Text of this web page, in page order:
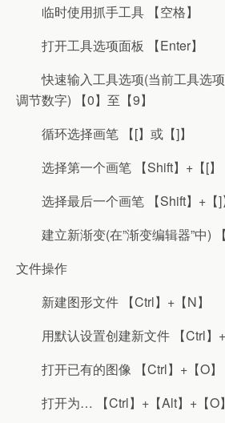
临时使用抓手工具 【空格】
打开工具选项面板 【Enter】
快速输入工具选项(当前工具选项
调节数字) 【0】至【9】
循环选择画笔 【[】或【]】
选择第一个画笔 【Shift】+【[】
选择最后一个画笔 【Shift】+【]
建立新渐变(在”渐变编辑器”中) 【
文件操作
新建图形文件 【Ctrl】+【N】
用默认设置创建新文件 【Ctrl】+
打开已有的图像 【Ctrl】+【O】
打开为… 【Ctrl】+【Alt】+【O】